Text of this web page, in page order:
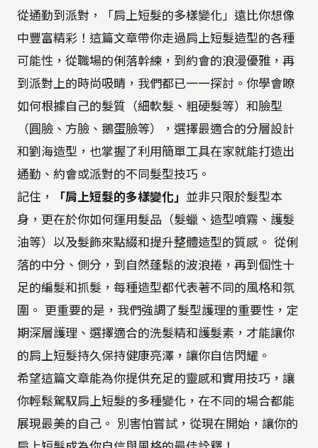
從通勤到派對，「肩上短髮的多樣變化」遠比你想像
中豐富精彩！這篇文章帶你走過肩上短髮造型的各種
可能性，從職場的俐落幹練，到約會的浪漫優雅，再
到派對上的時尚吸睛，我們都已一一探討。你學會瞭
如何根據自己的髮質（細軟髮、粗硬髮等）和臉型
（圓臉、方臉、鵝蛋臉等），選擇最適合的分層設計
和劉海造型，也掌握了利用簡單工具在家就能打造出
通勤、約會或派對的不同髮型技巧。
記住，
「肩上短髮的多樣變化」 並非只限於髮型本
身，更在於你如何運用髮品（髮蠟、造型噴霧、護髮
油等）以及髮飾來點綴和提升整體造型的質感。 從俐
落的中分、側分，到自然蓬鬆的波浪捲，再到個性十
足的編髮和抓髮，每種造型都代表著不同的風格和氛
圍。 更重要的是，我們強調了髮型護理的重要性，定
期深層護理、選擇適合的洗髮精和護髮素，才能讓你
的肩上短髮持久保持健康亮澤，讓你自信閃耀。
希望這篇文章能為你提供充足的靈感和實用技巧，讓
你輕鬆駕馭肩上短髮的多種變化，在不同的場合都能
展現最美的自己。 別害怕嘗試，從現在開始，讓你的